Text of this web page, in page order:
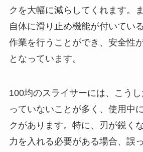
クを大幅に減らしてくれます。
自体に滑り止め機能が付いてい
作業を行うことができ、安全性
となっています。
100均のスライサーには、こう
っていないことが多く、使用中
クがあります。特に、刃が鋭く
力を入れる必要がある場合、誤